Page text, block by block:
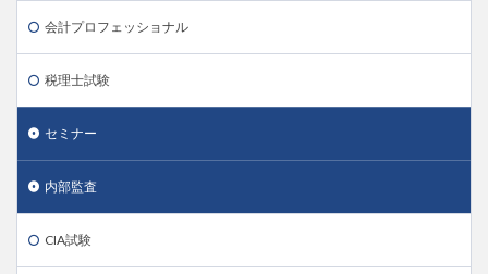
会計プロフェッショナル
税理士試験
セミナー
内部監査
CIA試験